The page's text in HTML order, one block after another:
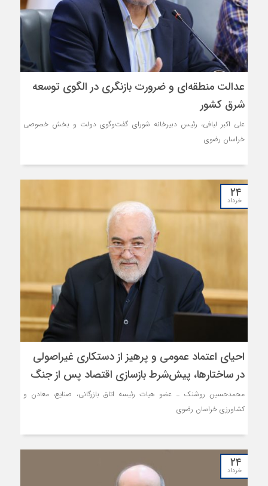
عدالت منطقه‌ای و ضرورت بازنگری در الگوی توسعه
شرق کشور
علی اکبر لبافی، رئیس دبیرخانه شورای گفت‌وگوی دولت و بخش خصوصی
خراسان رضوی
۲۴
خرداد
احیای اعتماد عمومی و پرهیز از دستکاری غیراصولی
در ساختارها، پیش‌شرط بازسازی اقتصاد پس از جنگ
محمدحسین روشنک ـ عضو هیات‌ رئیسه اتاق بازرگانی، صنایع، معادن و
کشاورزی خراسان رضوی
۲۴
خرداد